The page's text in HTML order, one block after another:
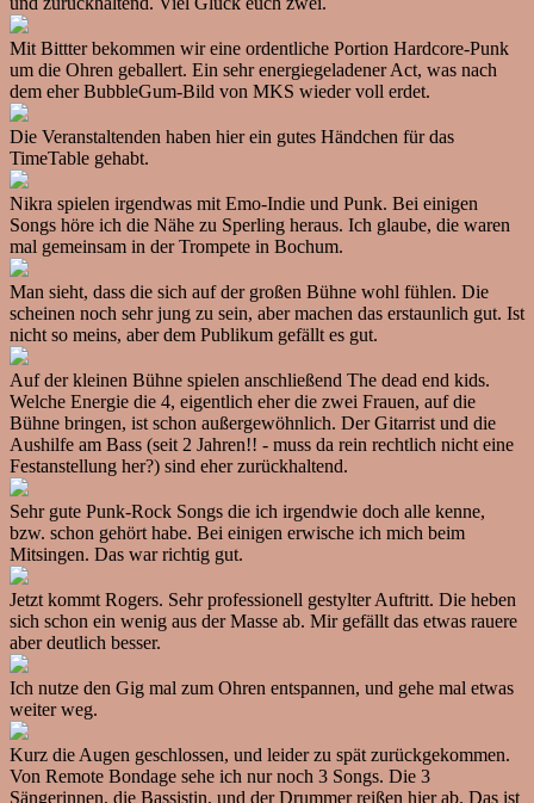
Mit Bittter bekommen wir eine ordentliche Portion Hardcore-Punk
um die Ohren geballert. Ein sehr energiegeladener Act, was nach
dem eher BubbleGum-Bild von MKS wieder voll erdet.
Die Veranstaltenden haben hier ein gutes Händchen für das
TimeTable gehabt.
Nikra spielen irgendwas mit Emo-Indie und Punk. Bei einigen
Songs höre ich die Nähe zu Sperling heraus. Ich glaube, die waren
mal gemeinsam in der Trompete in Bochum.
Man sieht, dass die sich auf der großen Bühne wohl fühlen. Die
scheinen noch sehr jung zu sein, aber machen das erstaunlich gut. Ist
nicht so meins, aber dem Publikum gefällt es gut.
Auf der kleinen Bühne spielen anschließend The dead end kids.
Welche Energie die 4, eigentlich eher die zwei Frauen, auf die
Bühne bringen, ist schon außergewöhnlich. Der Gitarrist und die
Aushilfe am Bass (seit 2 Jahren!! - muss da rein rechtlich nicht eine
Festanstellung her?) sind eher zurückhaltend.
Sehr gute Punk-Rock Songs die ich irgendwie doch alle kenne,
bzw. schon gehört habe. Bei einigen erwische ich mich beim
Mitsingen. Das war richtig gut.
Jetzt kommt Rogers. Sehr professionell gestylter Auftritt. Die heben
sich schon ein wenig aus der Masse ab. Mir gefällt das etwas rauere
aber deutlich besser.
Ich nutze den Gig mal zum Ohren entspannen, und gehe mal etwas
weiter weg.
Kurz die Augen geschlossen, und leider zu spät zurückgekommen.
Von Remote Bondage sehe ich nur noch 3 Songs. Die 3
Sängerinnen, die Bassistin, und der Drummer reißen hier ab. Das ist